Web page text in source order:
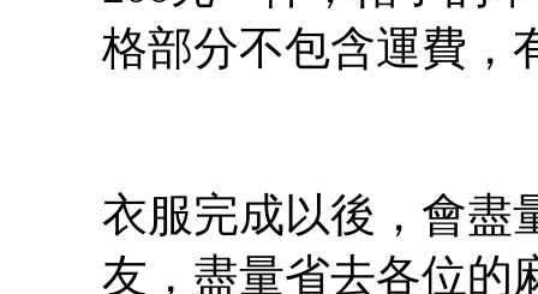
格部分不包含運費，
衣服完成以後，會盡
友，盡量省去各位的